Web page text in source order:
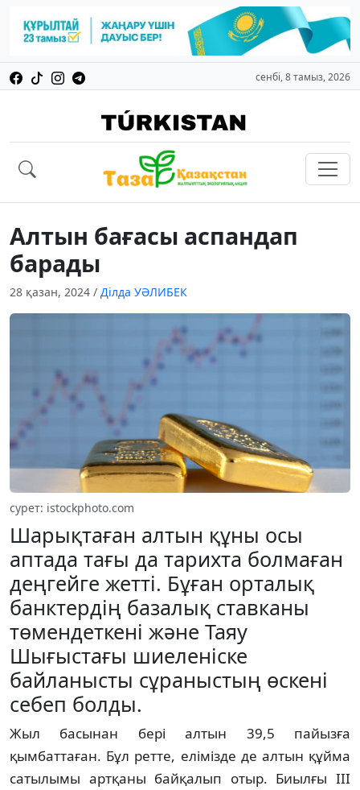
сенбі, 8 тамыз, 2026
Алтын бағасы аспандап
барады
28 қазан, 2024 / Ділда УӘЛИБЕК
сурет: istockphoto.com
Шарықтаған алтын құны осы
аптада тағы да тарихта болмаған
деңгейге жетті. Бұған орталық
банктердің базалық ставканы
төмендеткені және Таяу
Шығыстағы шиеленіске
байланысты сұраныстың өскені
себеп болды.
Жыл басынан бері алтын 39,5 пай­ызға
қымбаттаған. Бұл ретте, елімізде де алтын құйма
сатылымы артқаны байқалып отыр. Биылғы III